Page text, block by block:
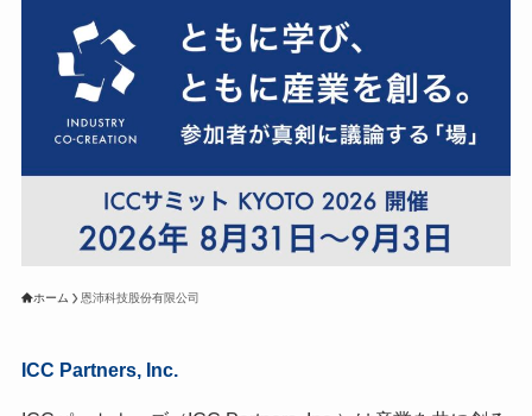
ホーム 恩沛科技股份有限公司
ICC Partners, Inc.